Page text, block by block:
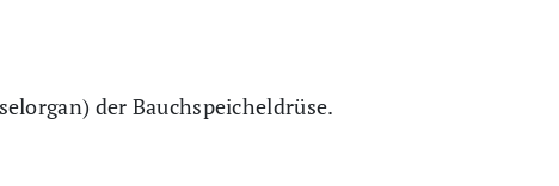
der Bauchspeicheldrüse.